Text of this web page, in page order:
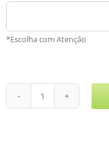
*Escolha com Atenção
Real